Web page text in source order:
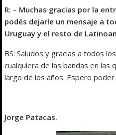
R: – Muchas gracias por la
podés dejarle un mensaje a
Uruguay y el resto de
BS: Saludos y gracias a todos
cualquiera de las bandas en las
largo de los años. Espero
Jorge Patacas.